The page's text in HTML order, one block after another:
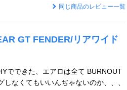
同じ商品のレビュー一覧
GT FENDER/リアワイド
でできた、エアロは全て BURNOUT
なくてもいいんぢゃないのか、、、